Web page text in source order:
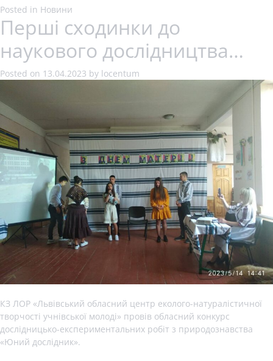
Posted in Новини
Перші сходинки до
наукового дослідництва…
Posted on 13.04.2023 by locentum
КЗ ЛОР «Львівський обласний центр еколого-натуралістичної
творчості учнівської молоді» провів обласний конкурс
дослідницько-експериментальних робіт з природознавства
«Юний дослідник».